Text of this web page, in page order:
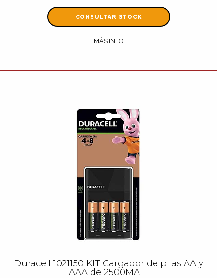
CONSULTAR STOCK
MÁS INFO
Duracell 1021150 KIT Cargador de pilas AA y
AAA de 2500MAH.